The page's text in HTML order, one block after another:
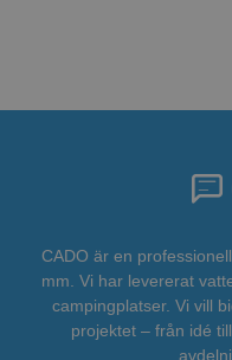
CADO är en
mm. Vi har levererat
campingplatser. Vi vill
projektet – från idé